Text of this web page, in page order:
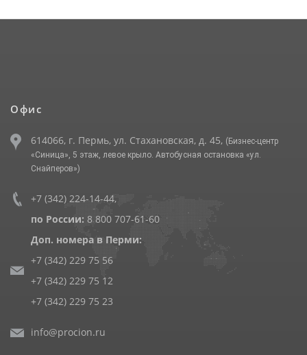
Офис
614066, г. Пермь, ул. Стахановская, д. 45, (Бизнес-центр
«Синица», 5 этаж, левое крыло. Автобусная остановка «ул.
Снайперов»)
+7 (342) 224-14-44,
по России: 8 800 707-61-60
Доп. номера в Перми:
+7 (342) 229 75 56
+7 (342) 229 75 12
+7 (342) 229 75 23
info@procion.ru